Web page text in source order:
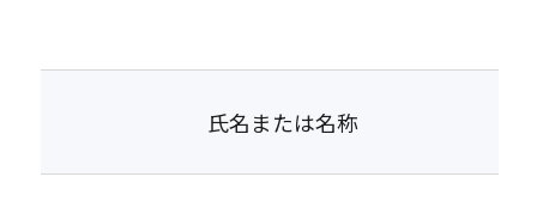
氏名または名称